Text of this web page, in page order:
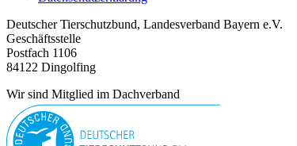
Deutscher Tierschutzbund, Landesverband Bayern e.V.
Geschäftsstelle
Postfach 1106
84122 Dingolfing
Wir sind Mitglied im Dachverband